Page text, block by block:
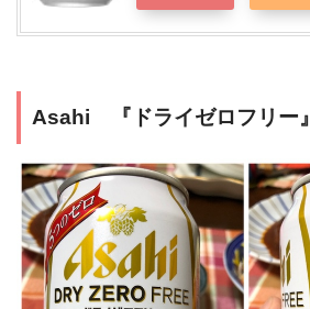
Asahi 『ドライゼロフリー』